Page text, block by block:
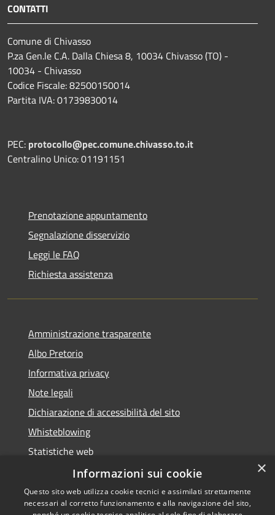
CONTATTI
Comune di Chivasso
P.za Gen.le C.A. Dalla Chiesa 8, 10034 Chivasso (TO) -
10034 - Chivasso
Codice Fiscale: 82500150014
Partita IVA: 01739830014
PEC: protocollo@pec.comune.chivasso.to.it
Centralino Unico: 01191151
Prenotazione appuntamento
Segnalazione disservizio
Leggi le FAQ
Richiesta assistenza
Amministrazione trasparente
Albo Pretorio
Informativa privacy
Note legali
Dichiarazione di accessibilità del sito
Whisteblowing
Statistiche web
Segnalazioni di non conformità
×
Informazioni sui cookie
Questo sito web utilizza cookie tecnici e assimilati strettamente
necessari al corretto funzionamento e alla navigazione del sito,